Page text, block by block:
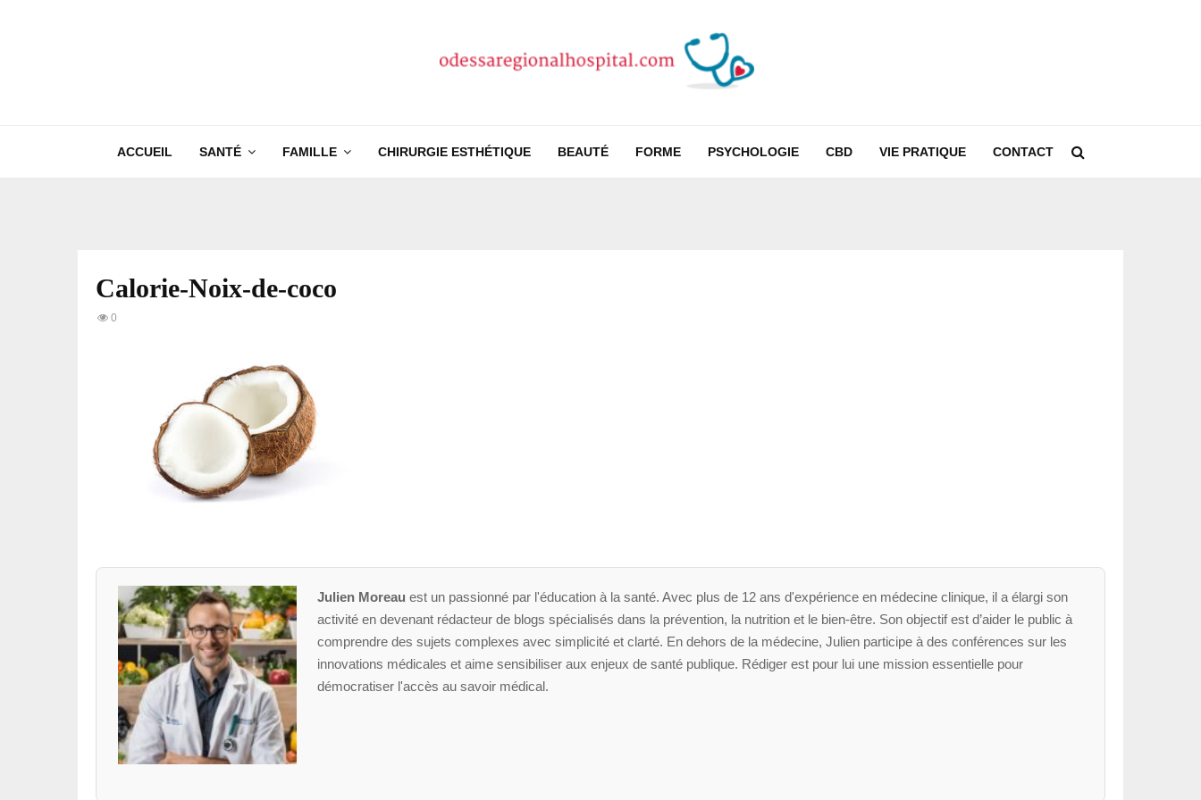
ACCUEIL SANTÉ FAMILLE CHIRURGIE ESTHÉTIQUE BEAUTÉ FORME PSYCHOLOGIE CBD VIE PRATIQUE CONTACT
Calorie-Noix-de-coco
0
Julien Moreau est un passionné par l'éducation à la santé. Avec plus de 12 ans d'expérience en médecine clinique, il a élargi son
activité en devenant rédacteur de blogs spécialisés dans la prévention, la nutrition et le bien-être. Son objectif est d’aider le public à
comprendre des sujets complexes avec simplicité et clarté. En dehors de la médecine, Julien participe à des conférences sur les
innovations médicales et aime sensibiliser aux enjeux de santé publique. Rédiger est pour lui une mission essentielle pour
démocratiser l'accès au savoir médical.